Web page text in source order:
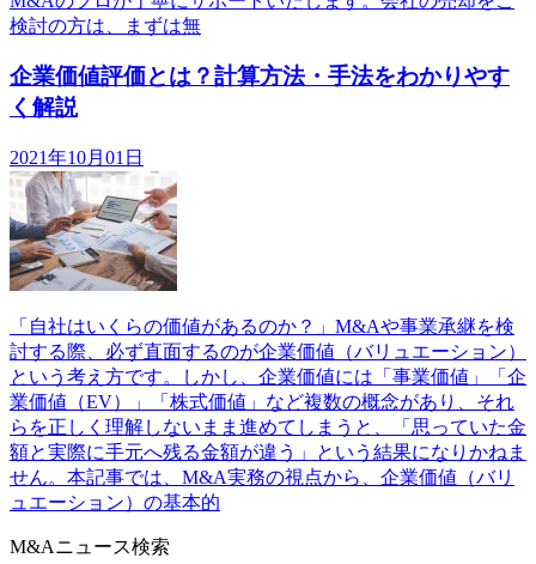
検討の方は、まずは無
企業価値評価とは？計算方法・手法をわかりやす
く解説
2021年10月01日
「自社はいくらの価値があるのか？」M&Aや事業承継を検
討する際、必ず直面するのが企業価値（バリュエーション）
という考え方です。しかし、企業価値には「事業価値」「企
業価値（EV）」「株式価値」など複数の概念があり、それ
らを正しく理解しないまま進めてしまうと、「思っていた金
額と実際に手元へ残る金額が違う」という結果になりかねま
せん。本記事では、M&A実務の視点から、企業価値（バリ
ュエーション）の基本的
M&Aニュース検索